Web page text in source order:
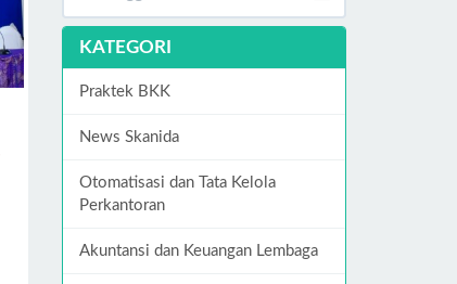
KATEGORI
Praktek BKK
News Skanida
Otomatisasi dan Tata Kelola
Perkantoran
Akuntansi dan Keuangan Lembaga